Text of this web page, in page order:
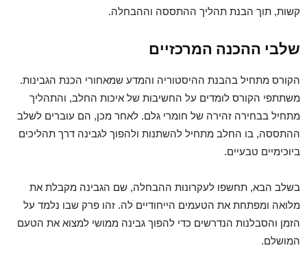
קשות, תוך הבנת תהליך ההתססה וההבחלה.
שלבי ההכנה המרכזיים
הקורס מתחיל בהבנת ההיסטוריה והמדע שמאחורי הכנת הגבינות.
משתתפי הקורס לומדים על החשיבות של איכות החלב, והתהליך
מתחיל בבחירה זהירה של חומרי גלם. לאחר מכן, הם עוברים לשלב
ההתססה, בו החלב מתחיל להשתנות ולהפוך לגבינה דרך תהליכים
ביוכימיים טבעיים.
בשלב הבא, תחשפו לעקרונות ההבחלה, שם הגבינה מקבלת את
מלואה ומפתחת את הטעמים הייחודיים לה. זהו פרק שבו נלמד על
הזמן והסבלנות הנדרשים כדי להפוך גבינה ממושי למצוא את הטעם
המושלם.